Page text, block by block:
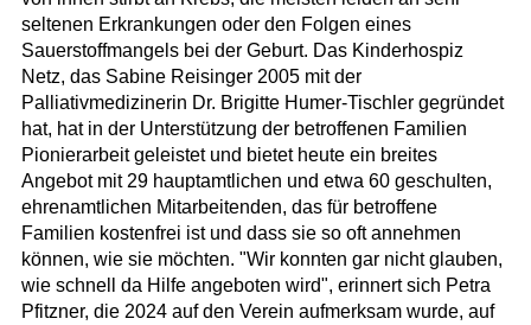
seltenen Erkrankungen oder den Folgen eines
Sauerstoffmangels bei der Geburt. Das Kinderhospiz
Netz, das Sabine Reisinger 2005 mit der
Palliativmedizinerin Dr. Brigitte Humer-Tischler gegründet
hat, hat in der Unterstützung der betroffenen Familien
Pionierarbeit geleistet und bietet heute ein breites
Angebot mit 29 hauptamtlichen und etwa 60 geschulten,
ehrenamtlichen Mitarbeitenden, das für betroffene
Familien kostenfrei ist und dass sie so oft annehmen
können, wie sie möchten. "Wir konnten gar nicht glauben,
wie schnell da Hilfe angeboten wird", erinnert sich Petra
Pfitzner, die 2024 auf den Verein aufmerksam wurde, auf